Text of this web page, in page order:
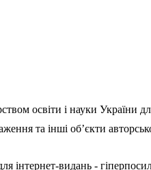
освіти і науки
та інші об’єкти
інтернет-видань -